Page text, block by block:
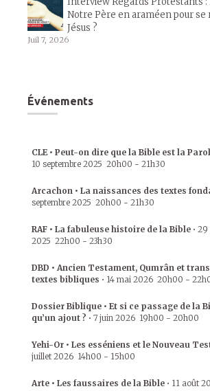
Notre Père en araméen pour se
Jésus ?
Juil 7, 2026
Événements
CLE • Peut-on dire que la Bible est la
10 septembre 2025 20h00 - 21h30
Arcachon • La naissances des textes
septembre 2025 20h00 - 21h30
RAF • La fabuleuse histoire de la Bible • 29
2025 22h00 - 23h30
DBD • Ancien Testament, Qumrân et
textes bibliques • 14 mai 2026 20h00 -
Dossier Biblique • Et si ce passage de la
qu’un ajout ? • 7 juin 2026 19h00 - 20h00
Yehi-Or • Les esséniens et le Nouveau
juillet 2026 14h00 - 15h00
Arte • Les faussaires de la Bible • 11 août